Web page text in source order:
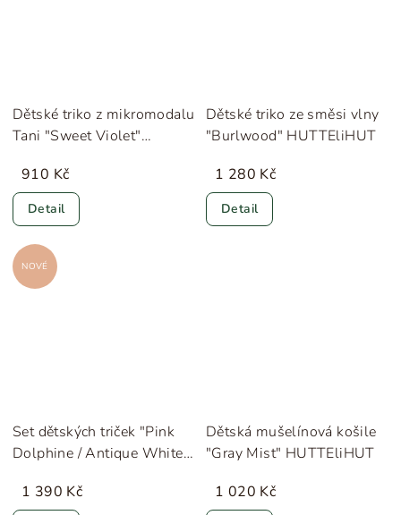
Dětské triko z mikromodalu
Tani "Sweet Violet"
910 Kč
Detail
Dětské triko ze směsi vlny
"Burlwood" HUTTEliHUT
1 280 Kč
Detail
NOVÉ
Set dětských triček "Pink
Dolphine / Antique White"
1 390 Kč
Dětská mušelínová košile
"Gray Mist" HUTTEliHUT
1 020 Kč